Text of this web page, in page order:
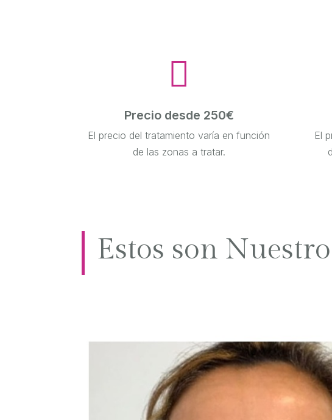

Precio desde 250€
El precio del tratamiento varía en función
de las zonas a tratar.
El
Estos son